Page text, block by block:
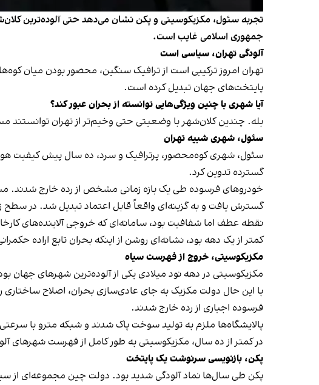
تجربه سئول، مکزیکوسیتی و پکن نشان می‌دهد حتی آلوده‌ترین
جمهوری اسلامی غایب است.
آلودگی تهران، سیاسی است
تهران امروز ترکیبی است از ترافیک سنگین، محصور بودن میان
پایتخت‌های جهان تبدیل کرده است.
آیا شهری با چنین ویژگی‌هایی توانسته از بحران عبور کند؟
بله. چندین کلان‌شهر با وضعیتی حتی وخیم‌تر از تهران
سئول، شهری شبیه تهران
سئول، شهری کوه‌محصور، پرترافیک و سرد، ده سال پیش کیفیت
گسترده تدوین کرد.
خودروهای فرسوده طی یک بازه زمانی مشخص از رده خارج شدند.
گسترش یافت و به گزینه‌ای واقعاً قابل اعتماد تبدیل شد. در سطح
کمتر از یک دهه بود، نشانه‌ای روشن از اینکه بحران تابع اراده
مکزیکوسیتی، خروج از فهرست سیاه
مکزیکوسیتی در دهه نود میلادی یکی از آلوده‌ترین شهرهای جهان
با این حال دولت مکزیک به جای عادی‌سازی بحران، اصلاح
فرسوده اجباری از رده خارج شدند.
پالایشگاه‌ها ملزم به تولید سوخت پاک شدند و شبکه مترو با
در کمتر از ده سال، مکزیکوسیتی به طور کامل از فهرست شهرهای
پکن، بازنویسی سرنوشت یک پایتخت
پکن طی سال‌ها نماد آلودگی شدید بود. دولت چین مجموعه‌ای از